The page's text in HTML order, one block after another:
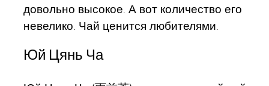
довольно высокое. А вот количество его
невелико. Чай ценится любителями.
Юй Цянь Ча